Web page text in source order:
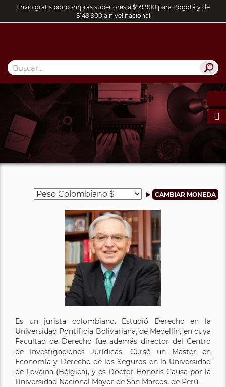
Envío gratis por compras superiores a $99.900 para Bogotá y de
$149.900 a nivel nacional

Es un jurista colombiano. Estudió Derecho en la
Universidad Pontificia Bolivariana, de Medellín, en cuya
Facultad de Derecho fue además director del Centro
de Investigaciones Jurídicas. Cursó un Master en
Economía y Derecho de los Seguros en la Universidad
de Lovaina (Bélgica), y es Doctor Honoris Causa por la
Universidad Nacional Mayor de San Marcos, de Perú.